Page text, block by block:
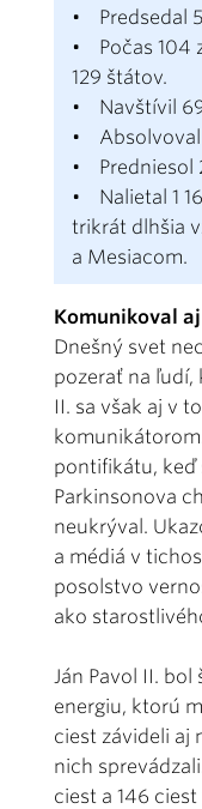
• Predsedal
• Počas 104
129 štátov.
• Navštívil
• Absolvoval
• Predniesol
• Nalietal 1
trikrát dlhšia
a Mesiacom.
Komunikoval
Dnešný svet
pozerať na ľudí,
II. sa však aj v
pontifikátu, keď
Parkinsonova
neukrýval.
a médiá v
posolstvo
ako
Ján Pavol II.
energiu, ktorú
ciest závideli aj
nich
ciest a 146